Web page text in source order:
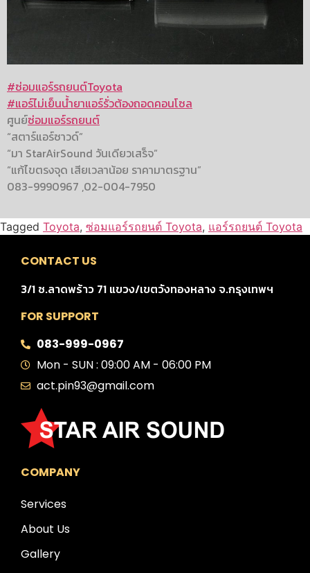
#ซ่อมแอร์รถยนต์Toyota
#แอร์ไม่เย็นน้ำยาแอร์รั่วต้องถอดคอนโซล
ศูนย์ซ่อมแอร์รถยนต์
“สตาร์แอร์ซาวด์”
“มา StarAirSound วันเดียวเสร็จ”
“แก้ไขตรงจุด เสียเวลาน้อย ราคามาตรฐาน”
083-9990967 ,02-004-7950
Tagged Toyota, ซ่อมแอร์รถยนต์ Toyota, แอร์รถยนต์ Toyota
CONTACT US
3/1 ซ.ลาดพร้าว 71 แขวง/เขตวังทองหลาง จ.กรุงเทพฯ
FOR SUPPORT
083-999-0967
Mon - SUN : 09:00 AM - 06:00 PM
act.pin93@gmail.com
COMPANY
Services
About Us
Gallery